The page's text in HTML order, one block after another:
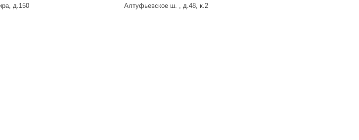
д.150 Алтуфьевское ш. , д.48, к.2